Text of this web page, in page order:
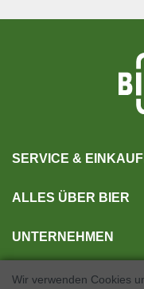
SERVICE &
ALLES ÜBER BIER
UNTERNEHMEN
Wir verwenden Cookies